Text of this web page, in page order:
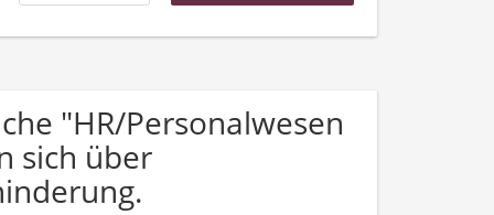
"HR/Personalwesen
sich über